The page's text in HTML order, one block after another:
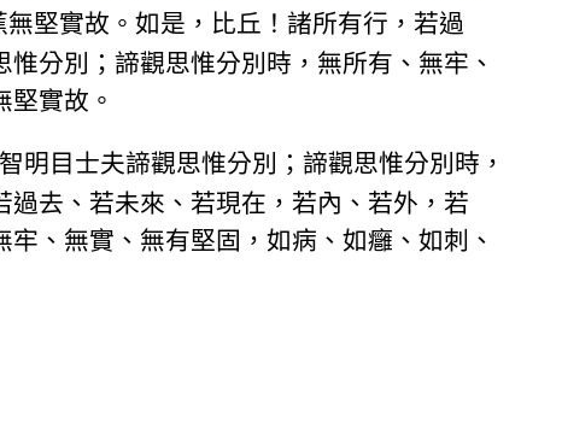
堅實故。如是，比丘！諸所有行，若過
分別；諦觀思惟分別時，無所有、無牢、
實故。
智明目士夫諦觀思惟分別；諦觀思惟分別時，
去、若未來、若現在，若內、若外，若
、無實、無有堅固，如病、如癰、如刺、